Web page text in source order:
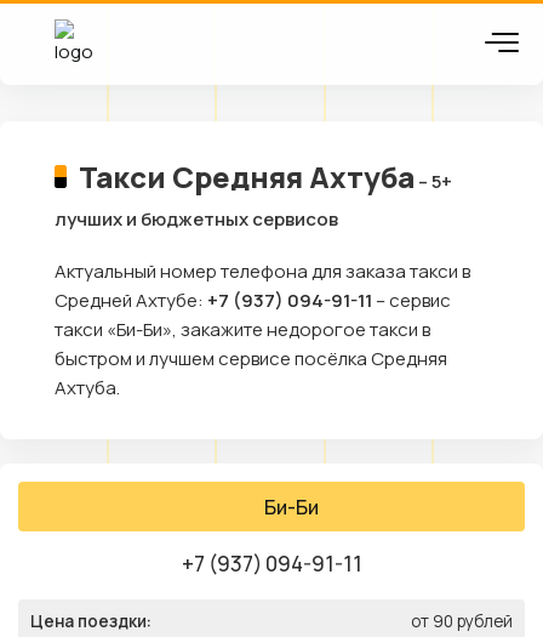
Такси Средняя Ахтуба – 5+
лучших и бюджетных сервисов
Актуальный номер телефона для заказа такси в
Средней Ахтубе: +7 (937) 094-91-11 – сервис
такси «Би-Би», закажите недорогое такси в
быстром и лучшем сервисе посёлка Средняя
Ахтуба.
Би-Би
+7 (937) 094-91-11
Цена поездки: от 90 рублей